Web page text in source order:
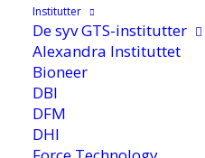
Institutter
De syv GTS-institutter
Alexandra Instituttet
Bioneer
DBI
DFM
DHI
Den grønne
kalder på